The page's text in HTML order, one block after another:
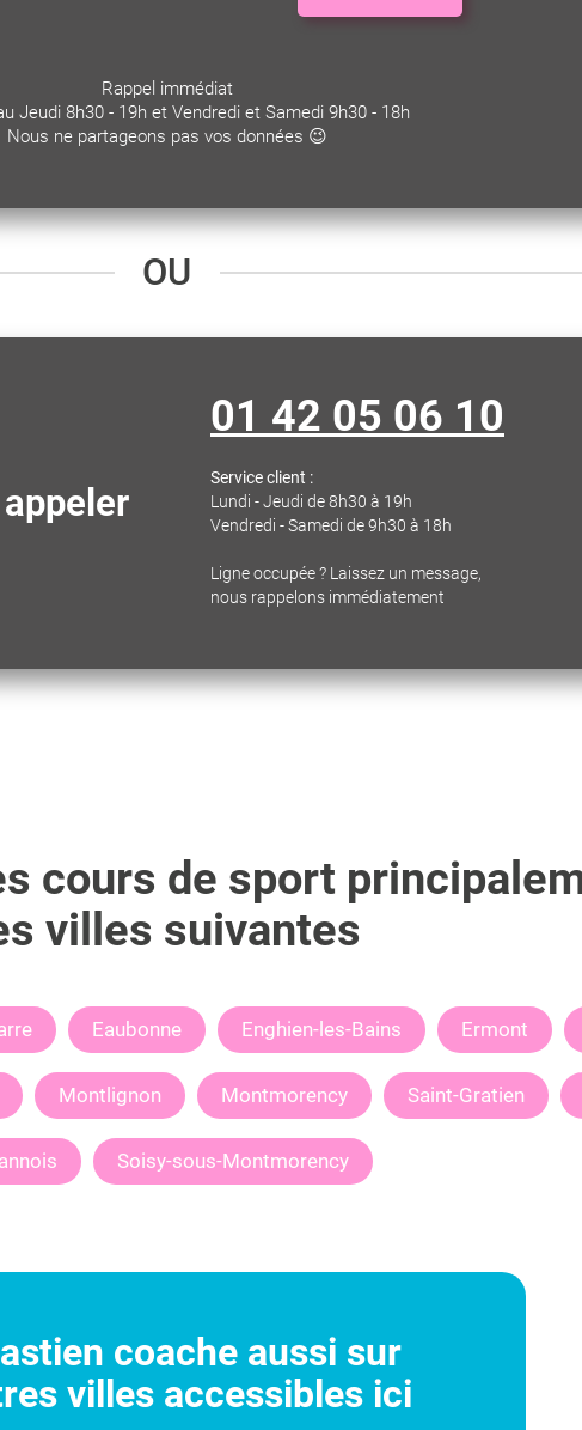
Rappel immédiat
Jeudi 8h30 - 19h et Vendredi et Samedi 9h30 - 18h
Nous ne partageons pas vos données 😉
OU
01 42 05 06 10
Service client :
Lundi - Jeudi de 8h30 à 19h
Vendredi - Samedi de 9h30 à 18h
Ligne occupée ? Laissez un message,
nous rappelons immédiatement
cours de sport
villes suivantes
Eaubonne Enghien-les-Bains Ermont
Montlignon Montmorency Saint-Gratien
Soisy-sous-Montmorency
coache aussi sur
villes accessibles ici